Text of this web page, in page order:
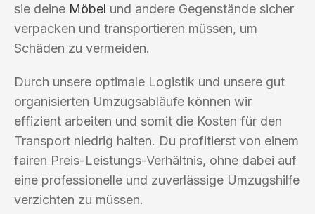
sie deine Möbel und andere Gegenstände sicher
verpacken und transportieren müssen, um
Schäden zu vermeiden.
Durch unsere optimale Logistik und unsere gut
organisierten Umzugsabläufe können wir
effizient arbeiten und somit die Kosten für den
Transport niedrig halten. Du profitierst von einem
fairen Preis-Leistungs-Verhältnis, ohne dabei auf
eine professionelle und zuverlässige Umzugshilfe
verzichten zu müssen.